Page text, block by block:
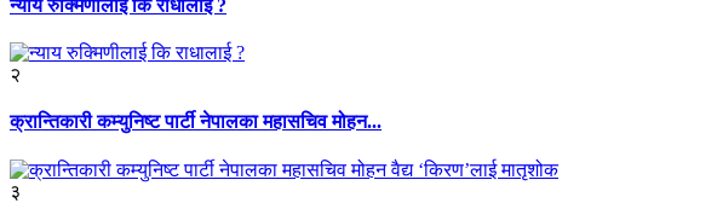
न्याय रुक्मिणीलाई कि राधालाई ?
२
क्रान्तिकारी कम्युनिष्ट पार्टी नेपालका महासचिव मोहन...
३